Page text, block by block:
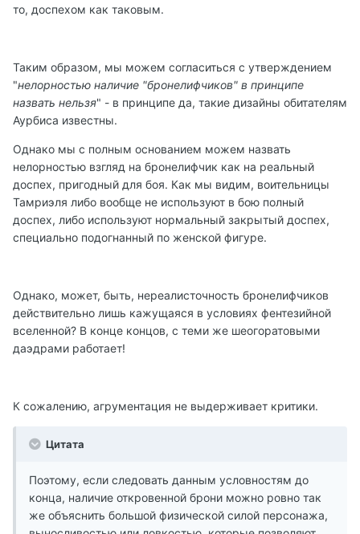
то, доспехом как таковым.
Таким образом, мы можем согласиться с утверждением
"нелорностью наличие "бронелифчиков" в принципе
назвать нельзя" - в принципе да, такие дизайны обитателям
Аурбиса известны.
Однако мы с полным основанием можем назвать
нелорностью взгляд на бронелифчик как на реальный
доспех, пригодный для боя. Как мы видим, воительницы
Тамриэля либо вообще не используют в бою полный
доспех, либо используют нормальный закрытый доспех,
специально подогнанный по женской фигуре.
Однако, может, быть, нереалисточность бронелифчиков
действительно лишь кажущаяся в условиях фентезийной
вселенной? В конце концов, с теми же шеогоратовыми
даэдрами работает!
К сожалению, агрументация не выдерживает критики.
Цитата
Поэтому, если следовать данным условностям до
конца, наличие откровенной брони можно ровно так
же объяснить большой физической силой персонажа,